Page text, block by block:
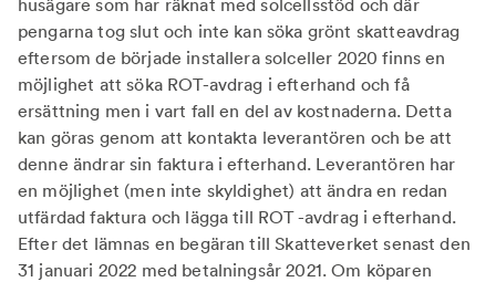
husägare som har räknat med solcellsstöd och där
pengarna tog slut och inte kan söka grönt skatteavdrag
eftersom de började installera solceller 2020 finns en
möjlighet att söka ROT-avdrag i efterhand och få
ersättning men i vart fall en del av kostnaderna. Detta
kan göras genom att kontakta leverantören och be att
denne ändrar sin faktura i efterhand. Leverantören har
en möjlighet (men inte skyldighet) att ändra en redan
utfärdad faktura och lägga till ROT -avdrag i efterhand.
Efter det lämnas en begäran till Skatteverket senast den
31 januari 2022 med betalningsår 2021. Om köparen